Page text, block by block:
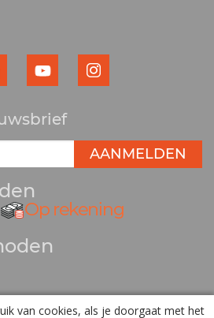
van cookies, als je doorgaat met het